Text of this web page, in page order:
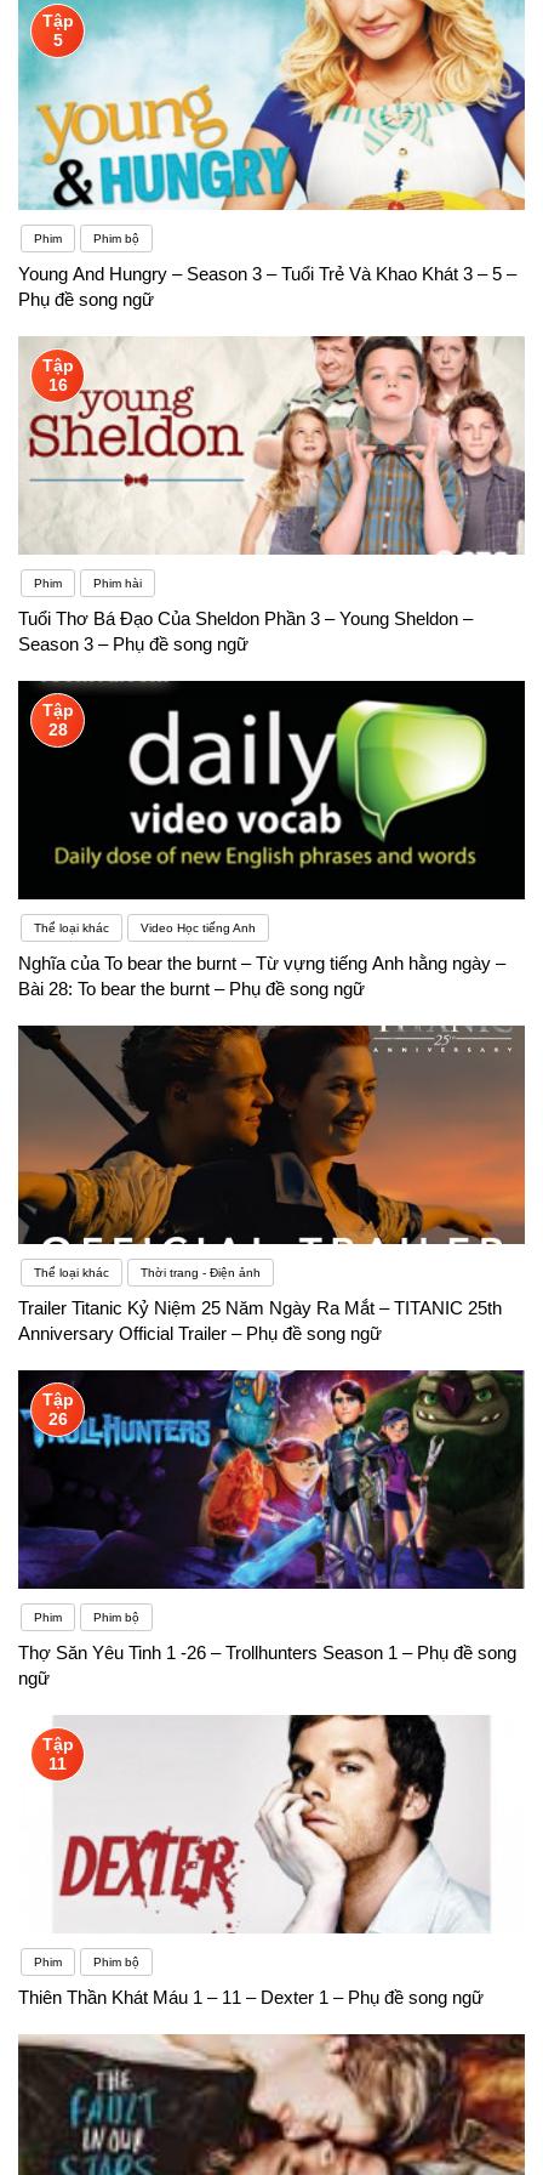
Tập
5
Phim Phim bộ
Young And Hungry – Season 3 – Tuổi Trẻ Và Khao Khát 3 – 5 –
Phụ đề song ngữ
Tập
16
Phim Phim hài
Tuổi Thơ Bá Đạo Của Sheldon Phần 3 – Young Sheldon –
Season 3 – Phụ đề song ngữ
Tập
28
Thể loại khác Video Học tiếng Anh
Nghĩa của To bear the burnt – Từ vựng tiếng Anh hằng ngày –
Bài 28: To bear the burnt – Phụ đề song ngữ
Thể loại khác Thời trang - Điện ảnh
Trailer Titanic Kỷ Niệm 25 Năm Ngày Ra Mắt – TITANIC 25th
Anniversary Official Trailer – Phụ đề song ngữ
Tập
26
Phim Phim bộ
Thợ Săn Yêu Tinh 1 -26 – Trollhunters Season 1 – Phụ đề song
ngữ
Tập
11
Phim Phim bộ
Thiên Thần Khát Máu 1 – 11 – Dexter 1 – Phụ đề song ngữ